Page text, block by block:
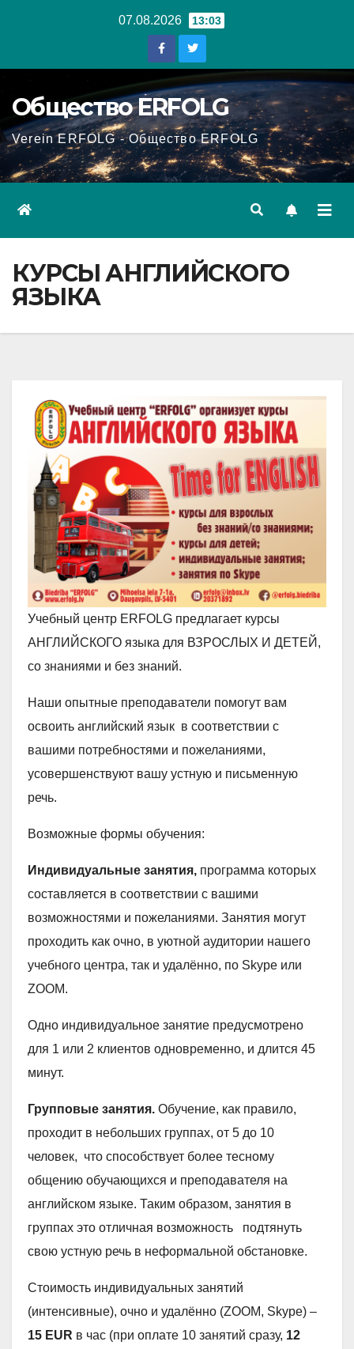
07.08.2026 13:03
Общество ERFOLG
Verein ERFOLG - Общество ERFOLG
КУРСЫ АНГЛИЙСКОГО
ЯЗЫКА
Учебный центр ERFOLG предлагает курсы
АНГЛИЙСКОГО языка для ВЗРОСЛЫХ И ДЕТЕЙ,
со знаниями и без знаний.
Наши опытные преподаватели помогут вам
освоить английский язык в соответствии с
вашими потребностями и пожеланиями,
усовершенствуют вашу устную и письменную
речь.
Возможные формы обучения:
Индивидуальные занятия, программа которых
составляется в соответствии с вашими
возможностями и пожеланиями. Занятия могут
проходить как очно, в уютной аудитории нашего
учебного центра, так и удалённо, по Skype или
ZOOM.
Одно индивидуальное занятие предусмотрено
для 1 или 2 клиентов одновременно, и длится 45
минут.
Групповые занятия. Обучение, как правило,
проходит в небольших группах, от 5 до 10
человек, что способствует более тесному
общению обучающихся и преподавателя на
английском языке. Таким образом, занятия в
группах это отличная возможность подтянуть
свою устную речь в неформальной обстановке.
Стоимость индивидуальных занятий
(интенсивные), очно и удалённо (ZOOM, Skype) –
15 EUR в час (при оплате 10 занятий сразу, 12